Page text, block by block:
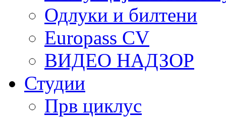
Одлуки и билтени
Europass CV
ВИДЕО НАДЗОР
Студии
Прв циклус